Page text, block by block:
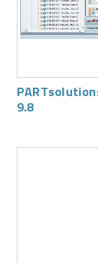
9.8